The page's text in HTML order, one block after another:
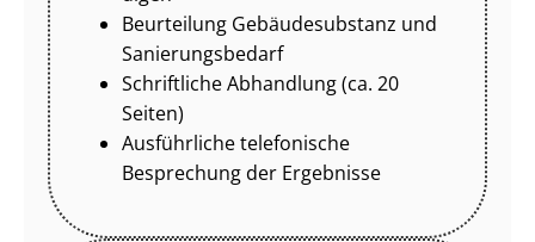
Beurteilung Gebäudesubstanz und
Sa­nie­rungs­be­darf
Schriftliche Abhandlung (ca. 20
Seiten)
Ausführliche telefonische
Besprechung der Ergebnisse